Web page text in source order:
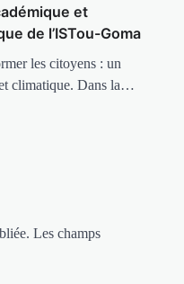
et
de l’ISTou-Goma
les citoyens : un
climatique. Dans la…
Les champs